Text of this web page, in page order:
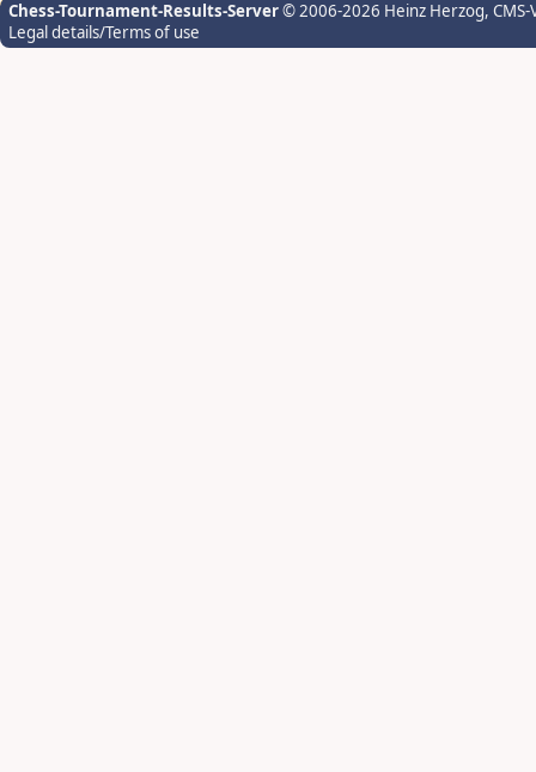
Chess-Tournament-Results-Server© 2006-2026 Heinz Herzog,
Legal details/Terms of use